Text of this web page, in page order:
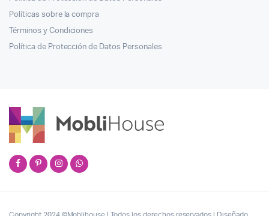
Políticas sobre la compra
Términos y Condiciones
Política de Protección de Datos Personales
Copyright 2024 ©Moblihouse | Todos los derechos reservados | Diseñado